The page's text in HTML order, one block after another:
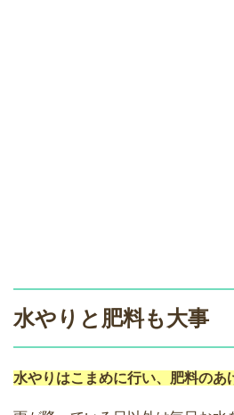
水やりと肥料も大事
水やりはこまめに行い、肥料のあ